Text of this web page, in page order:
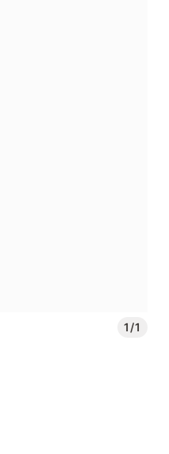
1/1